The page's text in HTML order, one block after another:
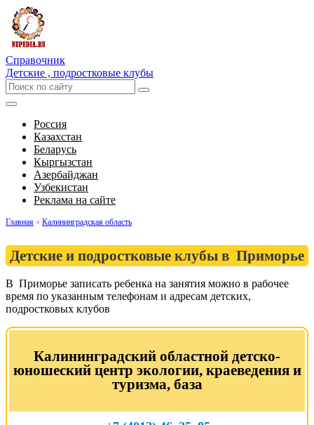
Справочник
Детские , подростковые клубы
Россия
Казахстан
Беларусь
Кыргызстан
Азербайджан
Узбекистан
Реклама на сайте
Главная » Калининградская область
Детские и подростковые клубы в Приморье
В Приморье записать ребенка на занятия можно в рабочее
время по указанным телефонам и адресам детских,
подростковых клубов
Калининградский областной детско-
юношеский центр экологии, краеведения и
туризма, база